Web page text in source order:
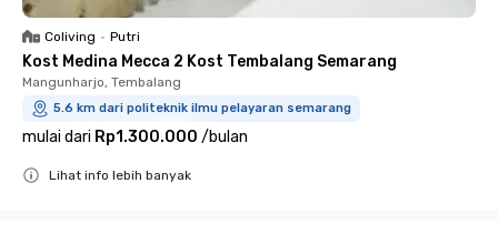
Coliving • Putri
Kost Medina Mecca 2 Kost Tembalang Semarang
Mangunharjo, Tembalang
5.6 km dari politeknik ilmu pelayaran semarang
mulai dari Rp1.300.000 /bulan
Lihat info lebih banyak